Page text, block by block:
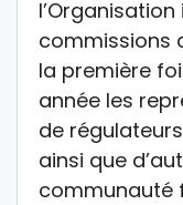
commissions
la première
année les
de
ainsi que
communauté